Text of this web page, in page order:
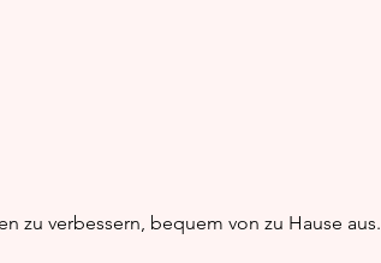
Malanleitung
zu verbessern, bequem von zu Hause aus.